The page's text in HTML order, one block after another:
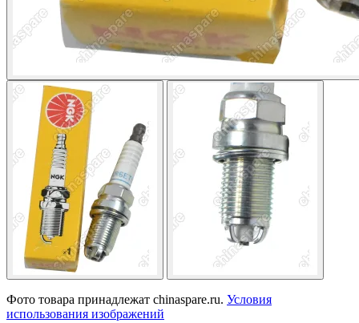
Фото товара принадлежат chinaspare.ru. Условия
использования изображений